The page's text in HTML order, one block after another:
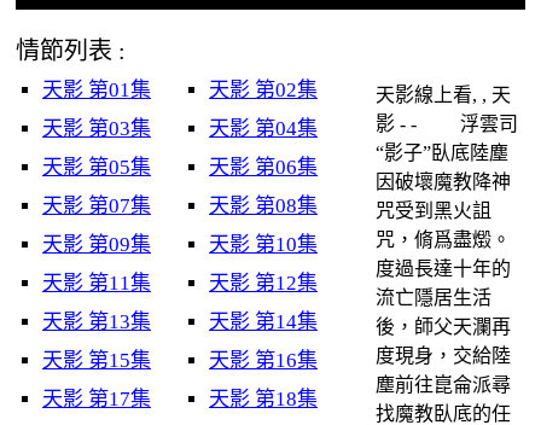
情節列表 :
天影 第01集
天影 第02集
天影 第03集
天影 第04集
天影 第05集
天影 第06集
天影 第07集
天影 第08集
天影 第09集
天影 第10集
天影 第11集
天影 第12集
天影 第13集
天影 第14集
天影 第15集
天影 第16集
天影 第17集
天影 第18集
天影線上看, , 天
影 - - 浮雲司
“影子”臥底陸塵
因破壞魔教降神
咒受到黑火詛
咒，脩爲盡燬。
度過長達十年的
流亡隱居生活
後，師父天瀾再
度現身，交給陸
塵前往崑侖派尋
找魔教臥底的任